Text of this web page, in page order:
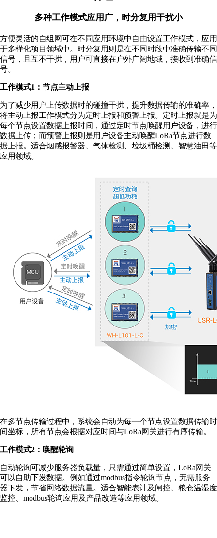
多种工作模式应用广，时分复用干扰小
方便灵活的自组网可在不同应用环境中自由设置工作模式，应用
于多样化项目领域中。时分复用则是在不同时段中准确传输不同
信号，且互不干扰，用户可直接在户外广阔地域，接收到准确信
号。
工作模式1：节点主动上报
为了减少用户上传数据时的碰撞干扰，提升数据传输的准确率，
将主动上报工作模式分为定时上报和预警上报。定时上报就是为
每个节点设置数据上报时间，通过定时节点唤醒用户设备，进行
数据上传；而预警上报则是用户设备主动唤醒LoRa节点进行数
据上报。适合烟感报警器、气体检测、垃圾桶检测、智慧油田等
应用领域。
在多节点传输过程中，系统会自动为每一个节点设置数据传输时
间坐标，所有节点会根据对应时间与LoRa网关进行有序传输。
工作模式2：唤醒轮询
自动轮询可减少服务器负载量，只需通过简单设置，LoRa网关
可以自助下发数据。例如通过modbus指令轮询节点，无需服务
器下发，节省网络数据流量。适合智能表计及闸控、粮仓温湿度
监控、modbus轮询应用及产品改造等应用领域。